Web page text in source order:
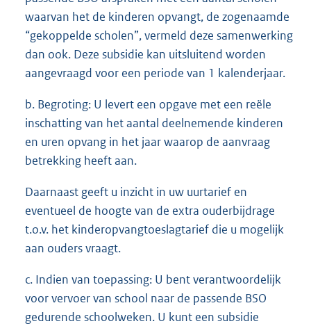
waarvan het de kinderen opvangt, de zogenaamde
“gekoppelde scholen”, vermeld deze samenwerking
dan ook. Deze subsidie kan uitsluitend worden
aangevraagd voor een periode van 1 kalenderjaar.
b. Begroting: U levert een opgave met een reële
inschatting van het aantal deelnemende kinderen
en uren opvang in het jaar waarop de aanvraag
betrekking heeft aan.
Daarnaast geeft u inzicht in uw uurtarief en
eventueel de hoogte van de extra ouderbijdrage
t.o.v. het kinderopvangtoeslagtarief die u mogelijk
aan ouders vraagt.
c. Indien van toepassing: U bent verantwoordelijk
voor vervoer van school naar de passende BSO
gedurende schoolweken. U kunt een subsidie